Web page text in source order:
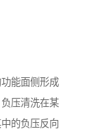
能面侧形成
压清洗在某
的负压反向